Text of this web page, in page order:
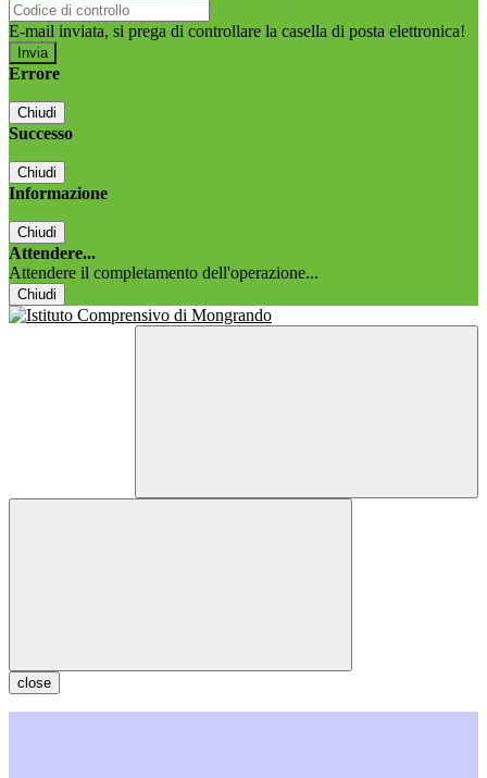
E-mail inviata, si prega di controllare la casella di posta elettronica!
Errore
Chiudi
Successo
Chiudi
Informazione
Chiudi
Attendere...
Attendere il completamento dell'operazione...
Chiudi
close